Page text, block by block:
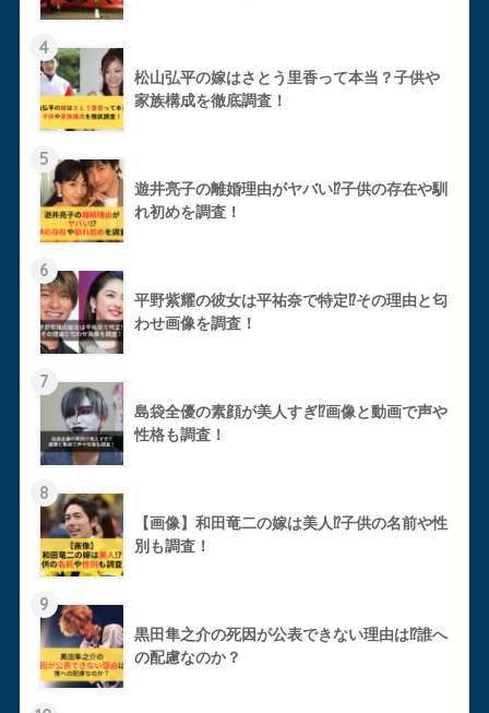
4
松山弘平の嫁はさとう里香って本当？子供や
家族構成を徹底調査！
5
遊井亮子の離婚理由がヤバい⁉︎子供の存在や馴
れ初めを調査！
6
平野紫耀の彼女は平祐奈で特定⁉︎その理由と匂
わせ画像を調査！
7
島袋全優の素顔が美人すぎ⁉︎画像と動画で声や
性格も調査！
8
【画像】和田竜二の嫁は美人⁉︎子供の名前や性
別も調査！
9
黒田隼之介の死因が公表できない理由は⁉︎誰へ
の配慮なのか？